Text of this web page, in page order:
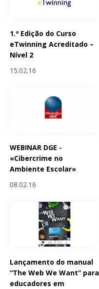
1.ª Edição do Curso
eTwinning Acreditado –
Nível 2
15.02.16
WEBINAR DGE -
«Cibercrime no
Ambiente Escolar»
08.02.16
Lançamento do manual
“The Web We Want” para
educadores em